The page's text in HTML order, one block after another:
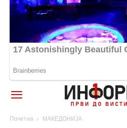
Почетна МАКЕДОНИЈА